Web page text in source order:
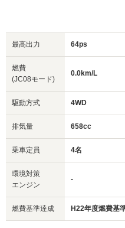
最高出力 64ps
燃費
(JC08モード)
0.0km/L
駆動方式 4WD
排気量 658cc
乗車定員 4名
環境対策
エンジン
-
燃費基準達成 H22年度燃費基